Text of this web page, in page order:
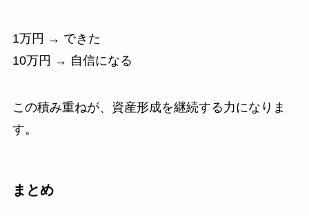
1万円 → できた
10万円 → 自信になる
この積み重ねが、資産形成を継続する力になりま
す。
まとめ